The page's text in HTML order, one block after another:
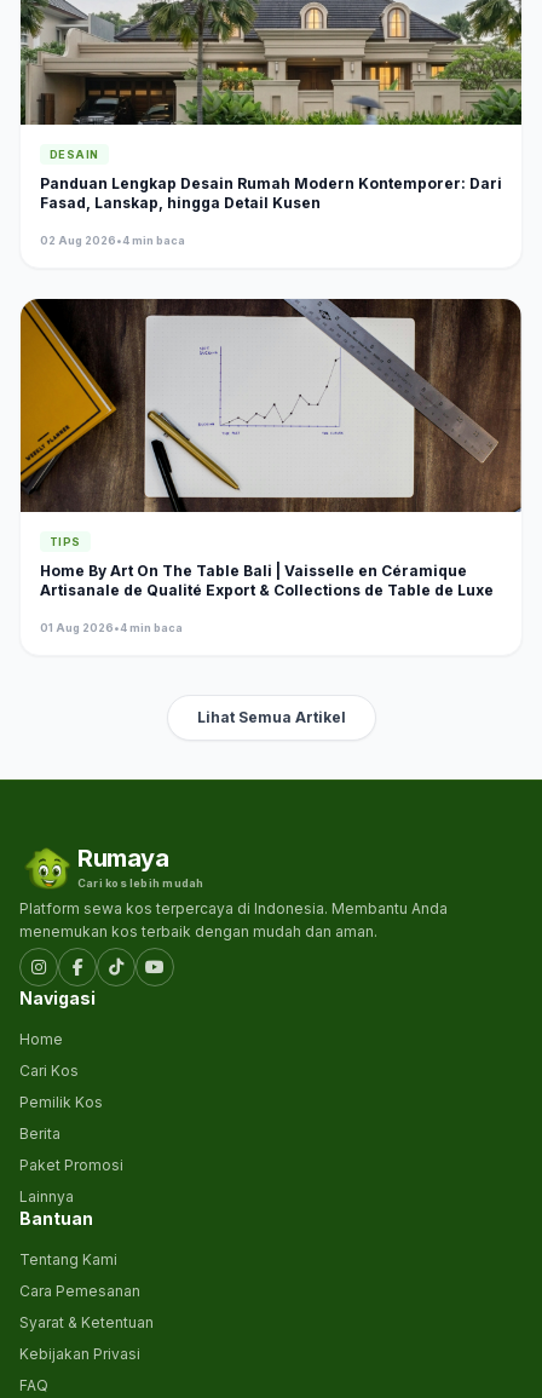
DESAIN
Panduan Lengkap Desain Rumah Modern Kontemporer: Dari
Fasad, Lanskap, hingga Detail Kusen
02 Aug 2026•4 min baca
TIPS
Home By Art On The Table Bali | Vaisselle en Céramique
Artisanale de Qualité Export & Collections de Table de Luxe
01 Aug 2026•4 min baca
Lihat Semua Artikel
Rumaya
Cari kos lebih mudah
Platform sewa kos terpercaya di Indonesia. Membantu Anda
menemukan kos terbaik dengan mudah dan aman.
Navigasi
Home
Cari Kos
Pemilik Kos
Berita
Paket Promosi
Lainnya
Bantuan
Tentang Kami
Cara Pemesanan
Syarat & Ketentuan
Kebijakan Privasi
FAQ